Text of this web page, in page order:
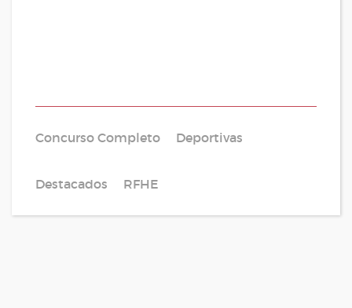
Concurso Completo Deportivas
Destacados RFHE